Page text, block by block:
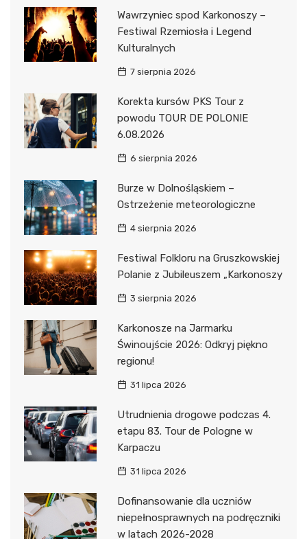
Wawrzyniec spod Karkonoszy –
Festiwal Rzemiosła i Legend
Kulturalnych
7 sierpnia 2026
Korekta kursów PKS Tour z
powodu TOUR DE POLONIE
6.08.2026
6 sierpnia 2026
Burze w Dolnośląskiem –
Ostrzeżenie meteorologiczne
4 sierpnia 2026
Festiwal Folkloru na Gruszkowskiej
Polanie z Jubileuszem „Karkonoszy
3 sierpnia 2026
Karkonosze na Jarmarku
Świnoujście 2026: Odkryj piękno
regionu!
31 lipca 2026
Utrudnienia drogowe podczas 4.
etapu 83. Tour de Pologne w
Karpaczu
31 lipca 2026
Dofinansowanie dla uczniów
niepełnosprawnych na podręczniki
w latach 2026-2028